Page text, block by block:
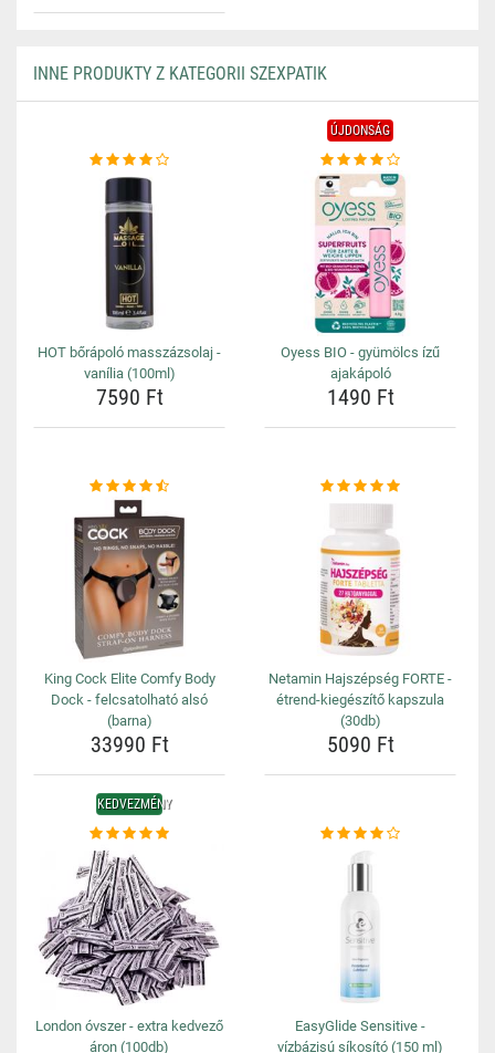
INNE PRODUKTY Z KATEGORII SZEXPATIK
HOT bőrápoló masszázsolaj -
vanília (100ml)
7590 Ft
ÚJDONSÁG
Oyess BIO - gyümölcs ízű
ajakápoló
1490 Ft
King Cock Elite Comfy Body
Dock - felcsatolható alsó
(barna)
33990 Ft
Netamin Hajszépség FORTE -
étrend-kiegészítő kapszula
(30db)
5090 Ft
KEDVEZMÉNY
London óvszer - extra kedvező
áron (100db)
EasyGlide Sensitive -
vízbázisú síkosító (150 ml)